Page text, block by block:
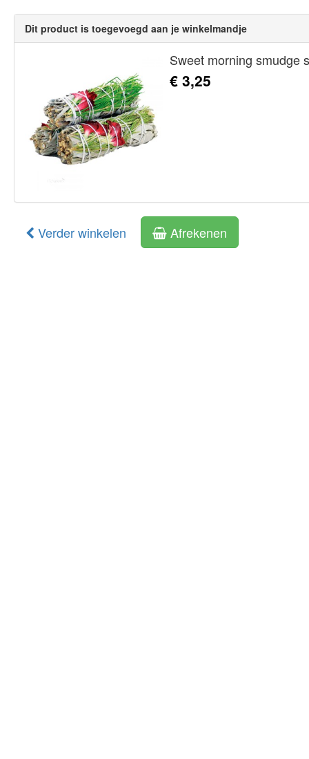
Dit product is toegevoegd aan je winkelmandje
Sweet morning smudge
€ 3,25
Verder winkelen Afrekenen